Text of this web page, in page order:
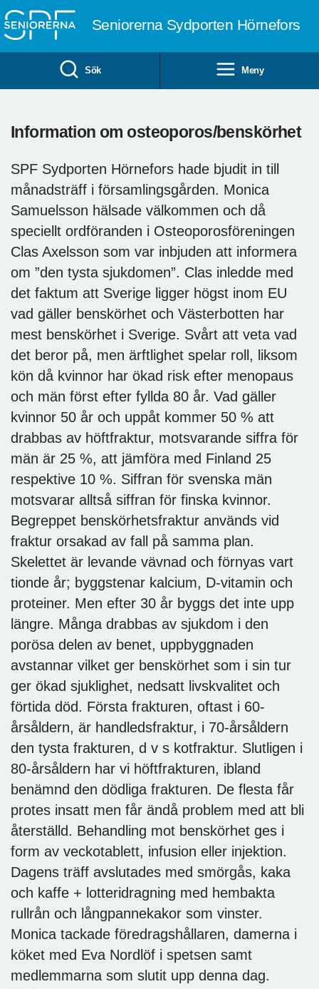
Seniorerna Sydporten Hörnefors
Sök Meny
Information om osteoporos/benskörhet
SPF Sydporten Hörnefors hade bjudit in till
månadsträff i församlingsgården. Monica
Samuelsson hälsade välkommen och då
speciellt ordföranden i Osteoporosföreningen
Clas Axelsson som var inbjuden att informera
om ”den tysta sjukdomen”. Clas inledde med
det faktum att Sverige ligger högst inom EU
vad gäller benskörhet och Västerbotten har
mest benskörhet i Sverige. Svårt att veta vad
det beror på, men ärftlighet spelar roll, liksom
kön då kvinnor har ökad risk efter menopaus
och män först efter fyllda 80 år. Vad gäller
kvinnor 50 år och uppåt kommer 50 % att
drabbas av höftfraktur, motsvarande siffra för
män är 25 %, att jämföra med Finland 25
respektive 10 %. Siffran för svenska män
motsvarar alltså siffran för finska kvinnor.
Begreppet benskörhetsfraktur används vid
fraktur orsakad av fall på samma plan.
Skelettet är levande vävnad och förnyas vart
tionde år; byggstenar kalcium, D-vitamin och
proteiner. Men efter 30 år byggs det inte upp
längre. Många drabbas av sjukdom i den
porösa delen av benet, uppbyggnaden
avstannar vilket ger benskörhet som i sin tur
ger ökad sjuklighet, nedsatt livskvalitet och
förtida död. Första frakturen, oftast i 60-
årsåldern, är handledsfraktur, i 70-årsåldern
den tysta frakturen, d v s kotfraktur. Slutligen i
80-årsåldern har vi höftfrakturen, ibland
benämnd den dödliga frakturen. De flesta får
protes insatt men får ändå problem med att bli
återställd. Behandling mot benskörhet ges i
form av veckotablett, infusion eller injektion.
Dagens träff avslutades med smörgås, kaka
och kaffe + lotteridragning med hembakta
rullrån och långpannekakor som vinster.
Monica tackade föredragshållaren, damerna i
köket med Eva Nordlöf i spetsen samt
medlemmarna som slutit upp denna dag.